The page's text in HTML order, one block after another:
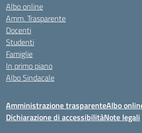
Albo online
Amm. Trasparente
Docenti
Studenti
Famiglie
In primo piano
Albo Sindacale
Amministrazione trasparenteAlbo
Dichiarazione di accessibilitàNote legali